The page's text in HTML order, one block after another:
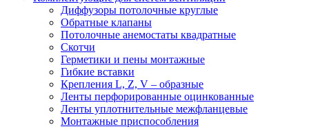
Диффузоры потолочные круглые
Обратные клапаны
Потолочные анемостаты квадратные
Скотчи
Герметики и пены монтажные
Гибкие вставки
Крепления L, Z, V – образные
Ленты перфорированные оцинкованные
Ленты уплотнительные межфланцевые
Монтажные приспособления